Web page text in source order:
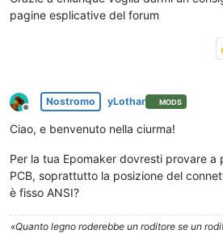
pagine esplicative del forum
Non in linea
Nostromo yLothar MODS
Ciao, e benvenuto nella ciurma!
Per la tua Epomaker dovresti provare a
PCB, soprattutto la posizione del
è fisso ANSI?
«Quanto legno roderebbe un roditore se un